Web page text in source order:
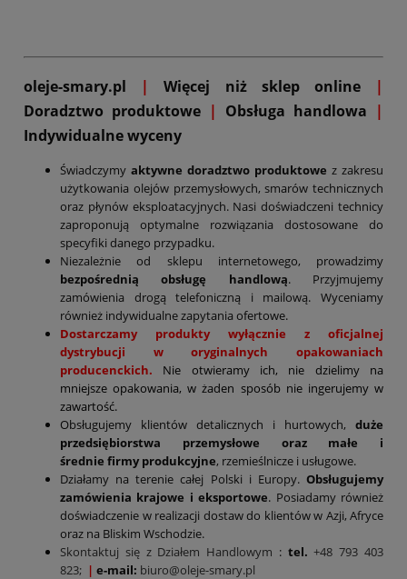
oleje-smary.pl | Więcej niż sklep online
|
Doradztwo produktowe | Obsługa handlowa |
Indywidualne wyceny
Świadczymy aktywne doradztwo produktowe z zakresu
użytkowania olejów przemysłowych, smarów technicznych
oraz płynów eksploatacyjnych. Nasi doświadczeni technicy
zaproponują optymalne rozwiązania dostosowane do
specyfiki danego przypadku.
Niezależnie od sklepu internetowego, prowadzimy
bezpośrednią obsługę handlową. Przyjmujemy
zamówienia drogą telefoniczną i mailową. Wyceniamy
również indywidualne zapytania ofertowe.
Dostarczamy produkty wyłącznie z oficjalnej
dystrybucji w oryginalnych opakowaniach
producenckich. Nie otwieramy ich, nie dzielimy na
mniejsze opakowania, w żaden sposób nie ingerujemy w
zawartość.
Obsługujemy klientów detalicznych i hurtowych, duże
przedsiębiorstwa przemysłowe oraz małe i
średnie firmy produkcyjne, rzemieślnicze i usługowe.
Działamy na terenie całej Polski i Europy. Obsługujemy
zamówienia krajowe i eksportowe. Posiadamy również
doświadczenie w realizacji dostaw do klientów w Azji, Afryce
oraz na Bliskim Wschodzie.
Skontaktuj się z Działem Handlowym : tel.+48 793 403
823; | e-mail: biuro@oleje-smary.pl